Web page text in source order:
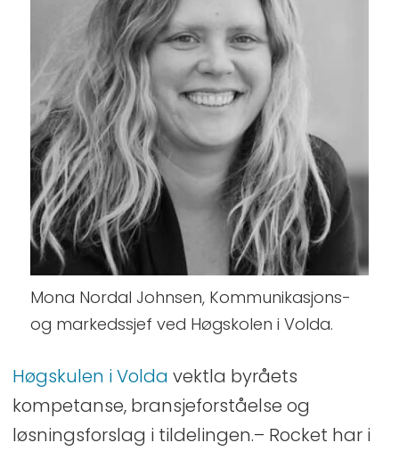
Mona Nordal Johnsen, Kommunikasjons-
og markedssjef ved Høgskolen i Volda.
Høgskulen i Volda vektla byråets
kompetanse, bransjeforståelse og
løsningsforslag i tildelingen.– Rocket har i